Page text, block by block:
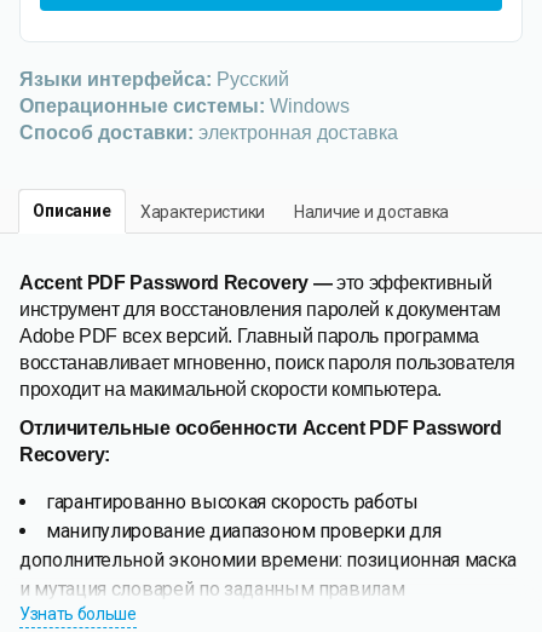
Языки интерфейса: Русский
Операционные системы: Windows
Способ доставки: электронная доставка
Описание Характеристики Наличие и доставка
Accent PDF Password Recovery —это эффективный
инструмент для восстановления паролей к документам
Adobe PDF всех версий. Главный пароль программа
восстанавливает мгновенно, поиск пароля пользователя
проходит на макимальной скорости компьютера.
Отличительные особенности Accent PDF Password
Recovery:
гарантированно высокая скорость работы
манипулирование диапазоном проверки для
дополнительной экономии времени: позиционная маска
и мутация словарей по заданным правилам
мгновенное восстановление/удаление пароля для
Узнать больше